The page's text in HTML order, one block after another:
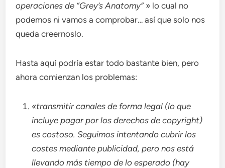
operaciones de “Grey’s Anatomy”» lo cual no
podemos ni vamos a comprobar… así que solo nos
queda creernoslo.
Hasta aquí podría estar todo bastante bien, pero
ahora comienzan los problemas:
«transmitir canales de forma legal (lo que
incluye pagar por los derechos de copyright)
es costoso. Seguimos intentando cubrir los
costes mediante publicidad, pero nos está
llevando más tiempo de lo esperado (hay